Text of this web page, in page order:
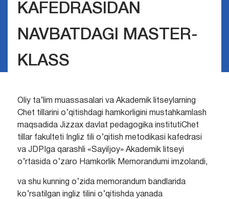
KAFEDRASIDAN
NAVBATDAGI MASTER-
KLASS
Oliy ta’lim muassasalari va Akademik litseylarning
Chet tillarini o’qitishdagi hamkorligini mustahkamlash
maqsadida Jizzax davlat pedagogika institutiChet
tillar fakulteti Ingliz tili o’qitish metodikasi kafedrasi
va JDPIga qarashli «Sayiljoy» Akademik litseyi
o’rtasida o’zaro Hamkorlik Memorandumi imzolandi,
va shu kunning o’zida memorandum bandlarida
ko’rsatilgan ingliz tilini o’qitishda yanada